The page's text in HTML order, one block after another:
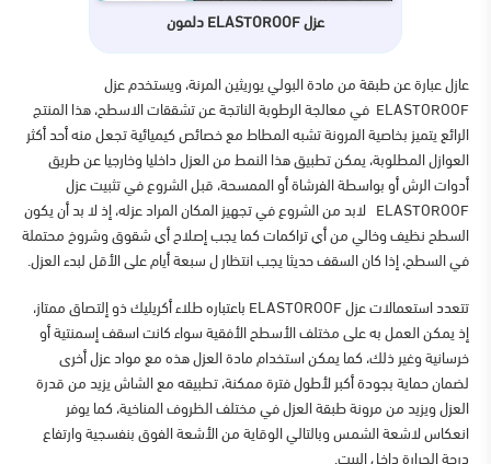
عزل ELASTOROOF دلمون
عازل عبارة عن طبقة من مادة البولي يوريثين المرنة، ويستخدم عزل
ELASTOROOF في معالجة الرطوبة الناتجة عن تشققات الاسطح، هذا المنتج
الرائع يتميز بخاصية المرونة تشبه المطاط مع خصائص كيميائية تجعل منه أحد أكثر
العوازل المطلوبة، يمكن تطبيق هذا النمط من العزل داخليا وخارجيا عن طريق
أدوات الرش أو بواسطة الفرشاة أو الممسحة، قبل الشروع في تثبيت عزل
ELASTOROOF لابد من الشروع في تجهيز المكان المراد عزله، إذ لا بد أن يكون
السطح نظيف وخالي من أي تراكمات كما يجب إصلاح أي شقوق وشروخ محتملة
في السطح، إذا كان السقف حديثا يجب انتظار ل سبعة أيام على الأقل لبدء العزل.
تتعدد استعمالات عزلELASTOROOF باعتباره طلاء أكريليك ذو إلتصاق ممتاز،
إذ يمكن العمل به على مختلف الأسطح الأفقية سواء كانت اسقف إسمنتية أو
خرسانية وغير ذلك، كما يمكن استخدام مادة العزل هذه مع مواد عزل أخرى
لضمان حماية بجودة أكبر لأطول فترة ممكنة، تطبيقه مع الشاش يزيد من قدرة
العزل ويزيد من مرونة طبقة العزل في مختلف الظروف المناخية، كما يوفر
انعكاس لاشعة الشمس وبالتالي الوقاية من الأشعة الفوق بنفسجية وارتفاع
درجة الحرارة داخل البيت.